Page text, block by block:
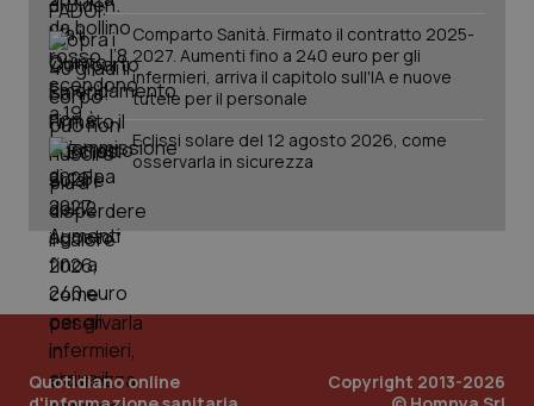
Comparto Sanità. Firmato il contratto 2025-
2027. Aumenti fino a 240 euro per gli
infermieri, arriva il capitolo sull'IA e nuove
tutele per il personale
Eclissi solare del 12 agosto 2026, come
osservarla in sicurezza
Quotidiano online
Copyright 2013-2026
_ga
Google LLC